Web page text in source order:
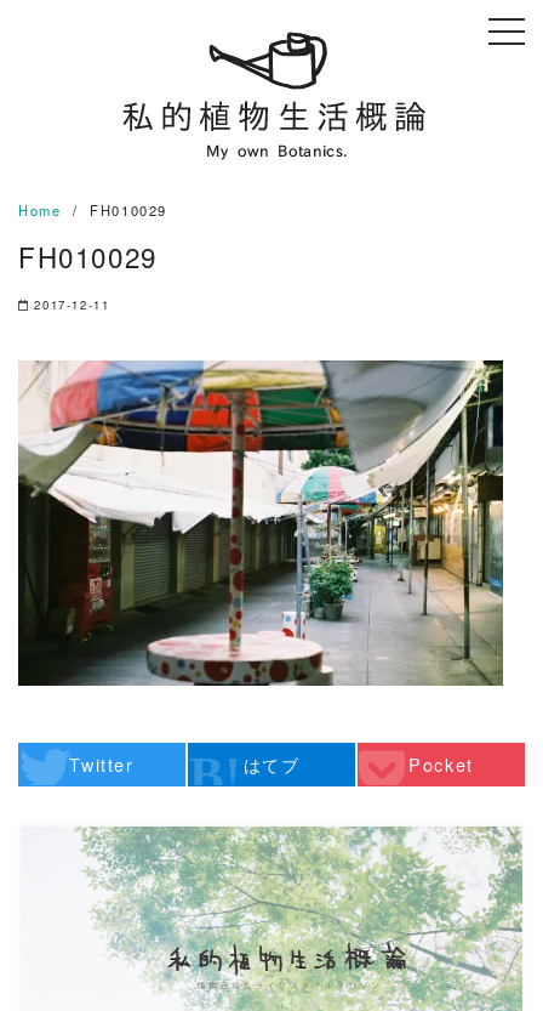
Home FH010029
FH010029
2017-12-11
Twitter はてブ Pocket